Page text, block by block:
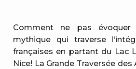
Comment ne pas évoquer
mythique qui traverse
françaises en partant du Lac
Nice! La Grande Traversée